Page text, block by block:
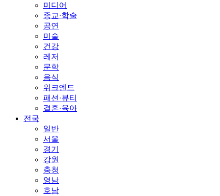
미디어
종교·학술
공연
미술
건강
레저
문학
음식
위크엔드
패션·뷰티
결혼·육아
전국
일반
서울
경기
강원
충청
영남
호남